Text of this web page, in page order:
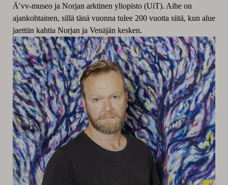
Ä′vv-museo ja Norjan arktinen yliopisto (UiT). Aihe on
ajankohtainen, sillä tänä vuonna tulee 200 vuotta siitä, kun alue
jaettiin kahtia Norjan ja Venäjän kesken.